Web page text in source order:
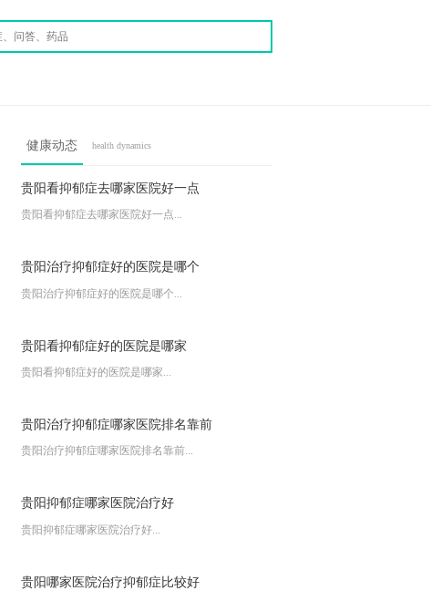
健康动态 health dynamics
贵阳看抑郁症去哪家医院好一点
贵阳看抑郁症去哪家医院好一点...
贵阳治疗抑郁症好的医院是哪个
贵阳治疗抑郁症好的医院是哪个...
贵阳看抑郁症好的医院是哪家
贵阳看抑郁症好的医院是哪家...
贵阳治疗抑郁症哪家医院排名靠前
贵阳治疗抑郁症哪家医院排名靠前...
贵阳抑郁症哪家医院治疗好
贵阳抑郁症哪家医院治疗好...
贵阳哪家医院治疗抑郁症比较好